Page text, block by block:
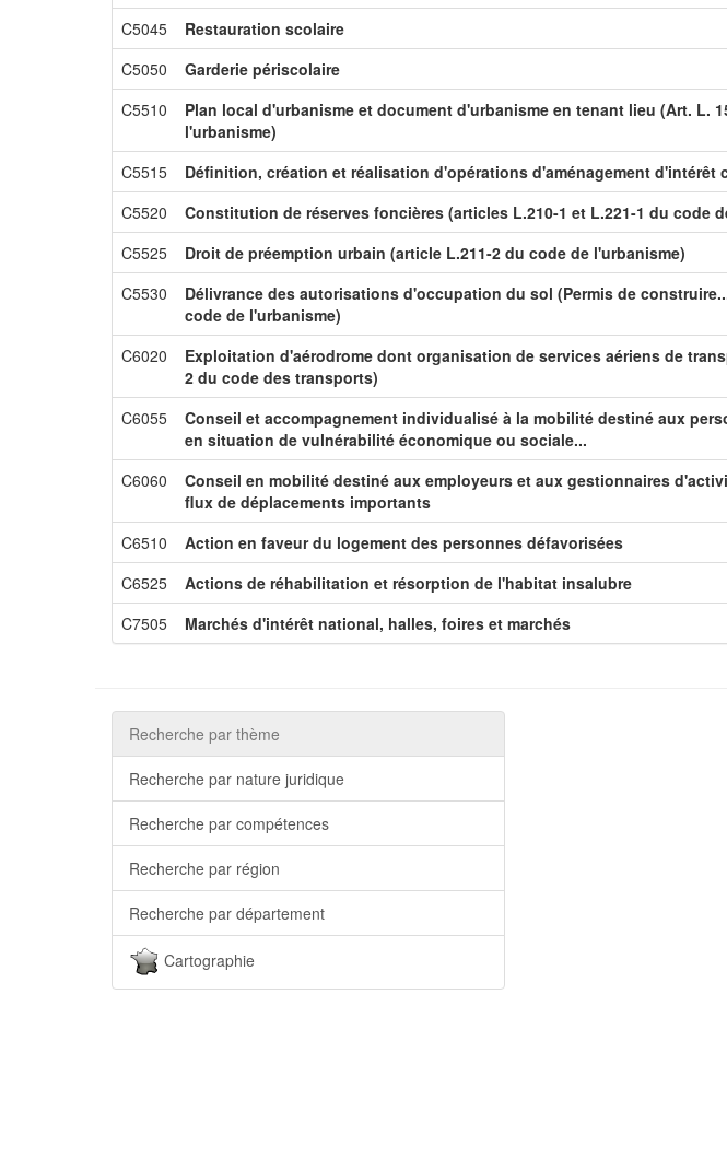
C5045 Restauration scolaire
C5050 Garderie périscolaire
C5510
Plan local d'urbanisme et document d'urbanisme en tenant lieu (Art. L.
l'urbanisme)
C5515 Définition, création et réalisation d'opérations d'aménagement d'intérêt
C5520 Constitution de réserves foncières (articles L.210-1 et L.221-1 du code
C5525 Droit de préemption urbain (article L.211-2 du code de l'urbanisme)
C5530
Délivrance des autorisations d'occupation du sol (Permis de
code de l'urbanisme)
C6020
Exploitation d'aérodrome dont organisation de services aériens de
2 du code des transports)
C6055
Conseil et accompagnement individualisé à la mobilité destiné aux
en situation de vulnérabilité économique ou sociale...
C6060
Conseil en mobilité destiné aux employeurs et aux gestionnaires
flux de déplacements importants
C6510 Action en faveur du logement des personnes défavorisées
C6525 Actions de réhabilitation et résorption de l'habitat insalubre
C7505 Marchés d'intérêt national, halles, foires et marchés
Recherche par thème
Recherche par nature juridique
Recherche par compétences
Recherche par région
Recherche par département
Cartographie